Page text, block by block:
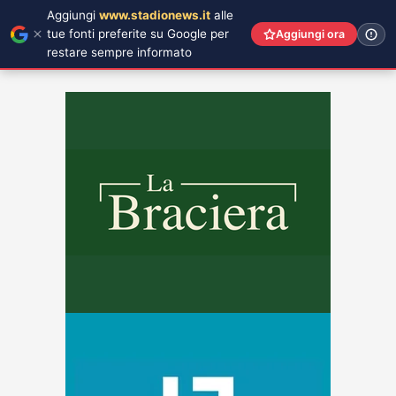
Aggiungi www.stadionews.it alle
tue fonti preferite su Google per
restare sempre informato
Aggiungi ora